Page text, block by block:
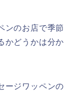
ンのお店で季節
かどうかは分か
ージワッペンの